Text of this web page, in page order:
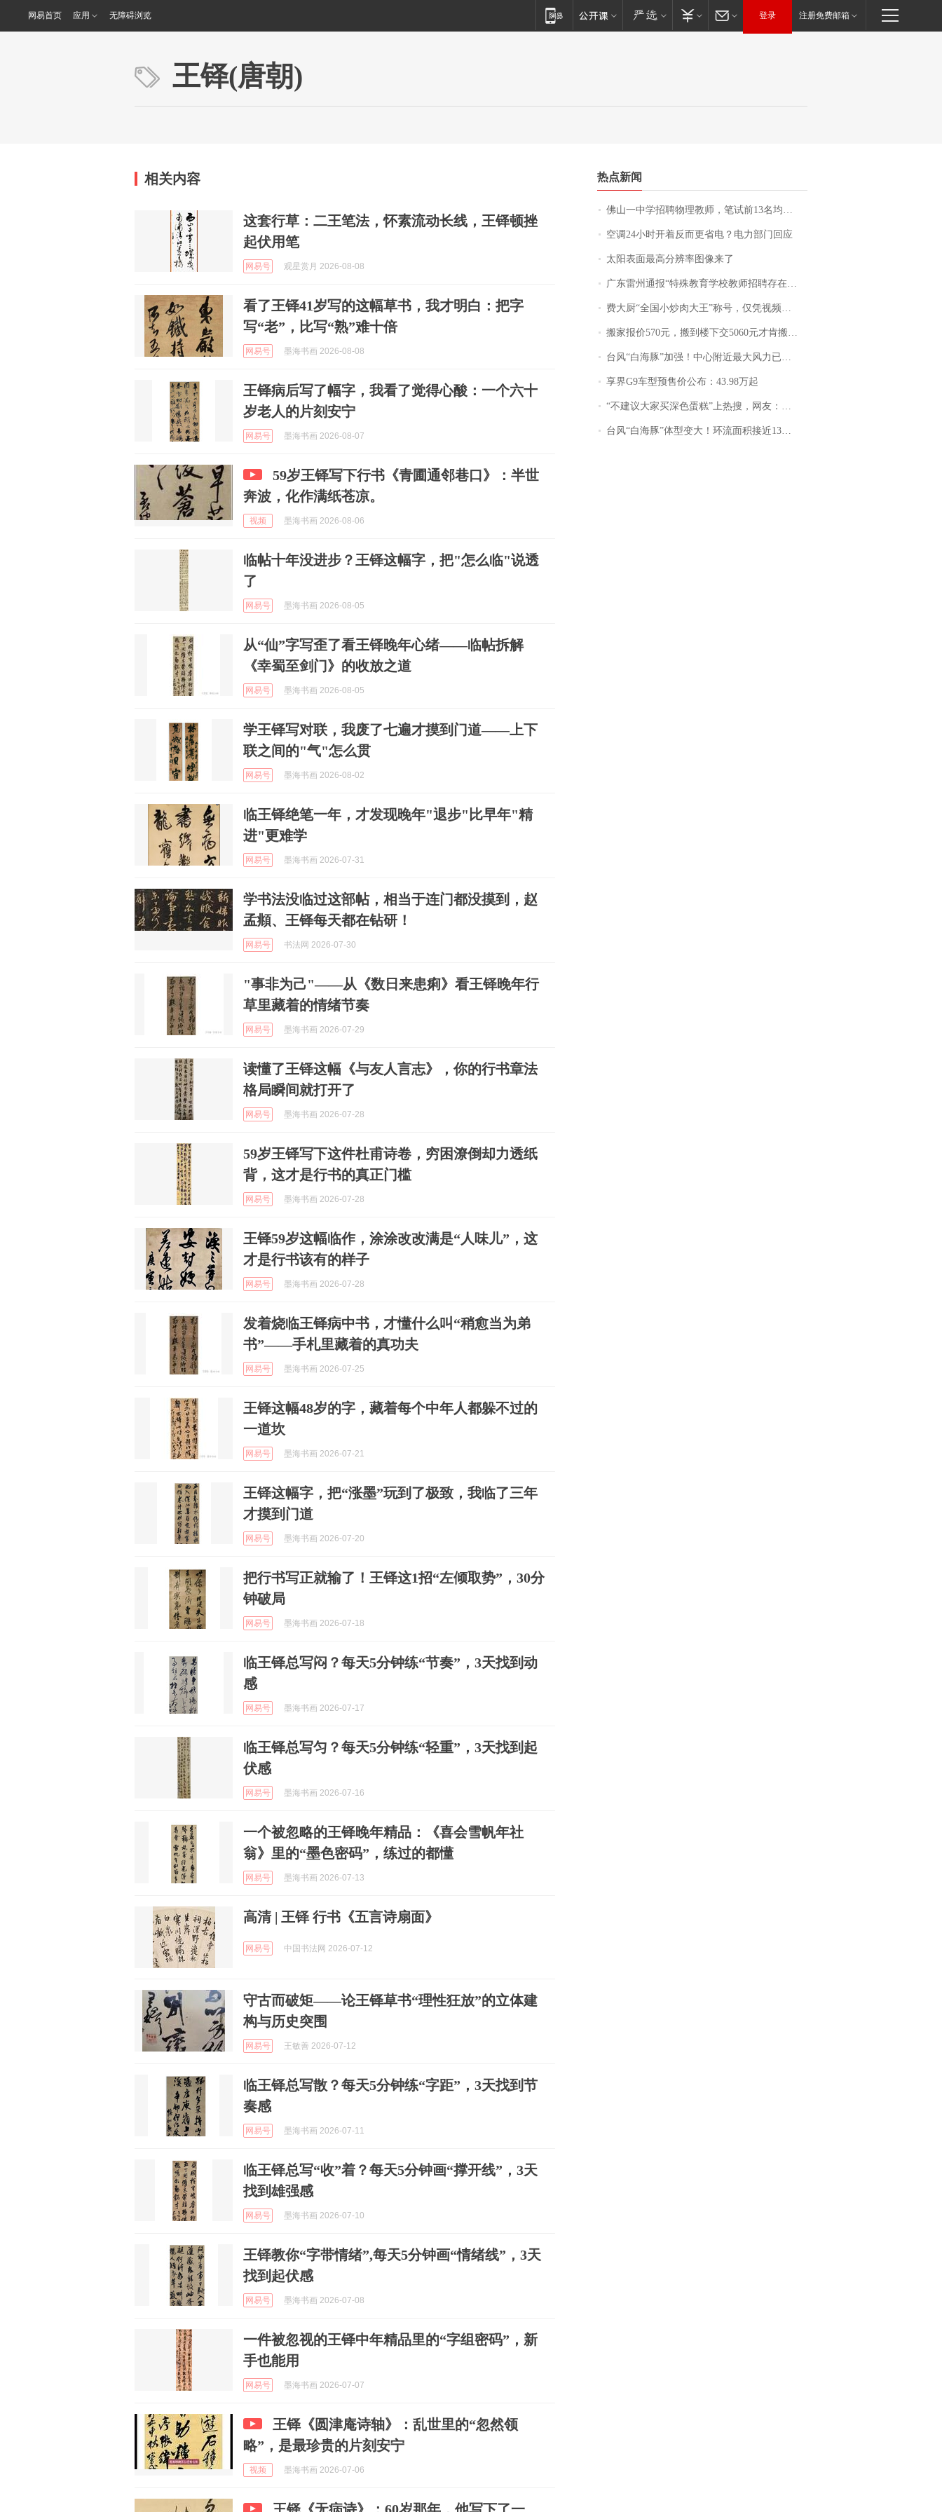
网易首页 应用 无障碍浏览 登录 注册免费邮箱
王铎(唐朝)
相关内容
这套行草：二王笔法，怀素流动长线，王铎顿挫
起伏用笔
网易号 观星赏月 2026-08-08
看了王铎41岁写的这幅草书，我才明白：把字
写“老”，比写“熟”难十倍
网易号 墨海书画 2026-08-08
王铎病后写了幅字，我看了觉得心酸：一个六十
岁老人的片刻安宁
网易号 墨海书画 2026-08-07
59岁王铎写下行书《青圃通邻巷口》：半世
奔波，化作满纸苍凉。
视频 墨海书画 2026-08-06
临帖十年没进步？王铎这幅字，把"怎么临"说透
了
网易号 墨海书画 2026-08-05
从“仙”字写歪了看王铎晚年心绪——临帖拆解
《幸蜀至剑门》的收放之道
网易号 墨海书画 2026-08-05
学王铎写对联，我废了七遍才摸到门道——上下
联之间的"气"怎么贯
网易号 墨海书画 2026-08-02
临王铎绝笔一年，才发现晚年"退步"比早年"精
进"更难学
网易号 墨海书画 2026-07-31
学书法没临过这部帖，相当于连门都没摸到，赵
孟頫、王铎每天都在钻研！
网易号 书法网 2026-07-30
"事非为己"——从《数日来患痢》看王铎晚年行
草里藏着的情绪节奏
网易号 墨海书画 2026-07-29
读懂了王铎这幅《与友人言志》，你的行书章法
格局瞬间就打开了
网易号 墨海书画 2026-07-28
59岁王铎写下这件杜甫诗卷，穷困潦倒却力透纸
背，这才是行书的真正门槛
网易号 墨海书画 2026-07-28
王铎59岁这幅临作，涂涂改改满是“人味儿”，这
才是行书该有的样子
网易号 墨海书画 2026-07-28
发着烧临王铎病中书，才懂什么叫“稍愈当为弟
书”——手札里藏着的真功夫
网易号 墨海书画 2026-07-25
王铎这幅48岁的字，藏着每个中年人都躲不过的
一道坎
网易号 墨海书画 2026-07-21
王铎这幅字，把“涨墨”玩到了极致，我临了三年
才摸到门道
网易号 墨海书画 2026-07-20
把行书写正就输了！王铎这1招“左倾取势”，30分
钟破局
网易号 墨海书画 2026-07-18
临王铎总写闷？每天5分钟练“节奏”，3天找到动
感
网易号 墨海书画 2026-07-17
临王铎总写匀？每天5分钟练“轻重”，3天找到起
伏感
网易号 墨海书画 2026-07-16
一个被忽略的王铎晚年精品：《喜会雪帆年社
翁》里的“墨色密码”，练过的都懂
网易号 墨海书画 2026-07-13
高清 | 王铎 行书《五言诗扇面》
网易号 中国书法网 2026-07-12
守古而破矩——论王铎草书“理性狂放”的立体建
构与历史突围
网易号 王敏善 2026-07-12
临王铎总写散？每天5分钟练“字距”，3天找到节
奏感
网易号 墨海书画 2026-07-11
临王铎总写“收”着？每天5分钟画“撑开线”，3天
找到雄强感
网易号 墨海书画 2026-07-10
王铎教你“字带情绪”,每天5分钟画“情绪线”，3天
找到起伏感
网易号 墨海书画 2026-07-08
一件被忽视的王铎中年精品里的“字组密码”，新
手也能用
网易号 墨海书画 2026-07-07
王铎《圆津庵诗轴》：乱世里的“忽然领
略”，是最珍贵的片刻安宁
视频 墨海书画 2026-07-06
热点新闻
佛山一中学招聘物理教师，笔试前13名均遭淘汰？教育局：已叫停招聘，成立调查组全面核查
空调24小时开着反而更省电？电力部门回应
太阳表面最高分辨率图像来了
广东雷州通报“特殊教育学校教师招聘存在违规行为”：已启动问责程序 副校长被停职
费大厨“全国小炒肉大王”称号，仅凭视频评出？中国烹饪协会回应
搬家报价570元，搬到楼下交5060元才肯搬上楼！女子傻眼了……
台风“白海豚”加强！中心附近最大风力已达15级 最新研判
享界G9车型预售价公布：43.98万起
“不建议大家买深色蛋糕”上热搜，网友：天塌了！
台风“白海豚”体型变大！环流面积接近13个浙江那么大